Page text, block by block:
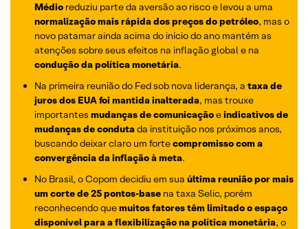
Médio reduziu parte da aversão ao risco e levou a uma
normalização mais rápida dos preços do petróleo, mas o
novo patamar ainda acima do início do ano mantém as
atenções sobre seus efeitos na inflação global e na
condução da política monetária.
Na primeira reunião do Fed sob nova liderança, a taxa de
juros dos EUA foi mantida inalterada, mas trouxe
importantes mudanças de comunicaçãoeindicativos de
mudanças de condutada instituição nos próximos anos,
buscando deixar claro um fortecompromisso com a
convergência da inflação à meta.
No Brasil, o Copom decidiu em sua última reunião por mais
um corte de 25 pontos-base na taxa Selic, porém
reconhecendo quemuitos fatores têm limitado o espaço
disponível para a flexibilização na política monetária, o